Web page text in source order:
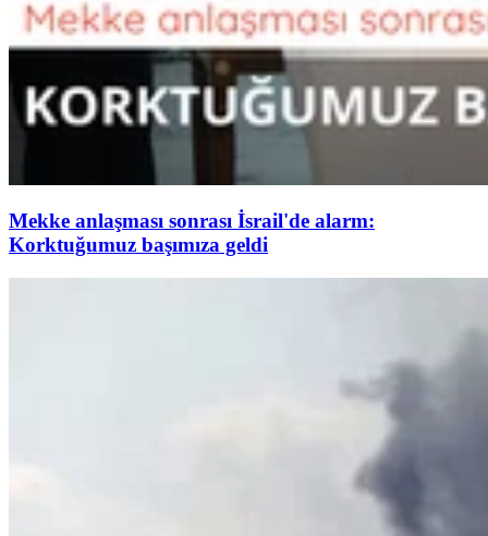
Mekke anlaşması sonrası İsrail'de alarm:
Korktuğumuz başımıza geldi